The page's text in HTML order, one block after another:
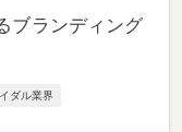
ブランディング
ダル業界